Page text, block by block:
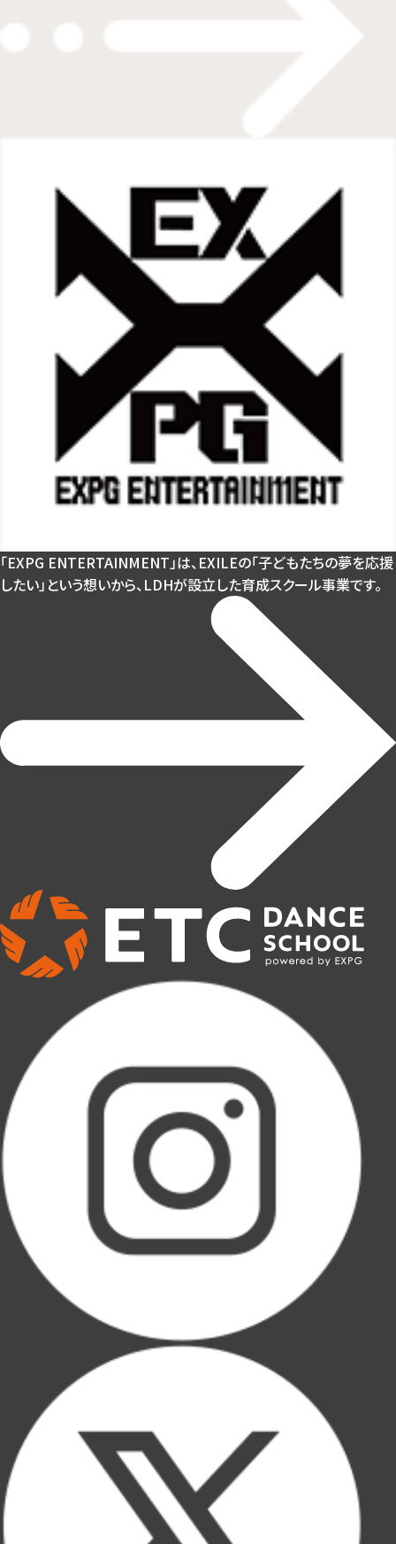
「EXPG ENTERTAINMENT」は、EXILEの「⼦どもたちの夢を応援
したい」 という想いから、LDHが設⽴した育成スクール事業です。